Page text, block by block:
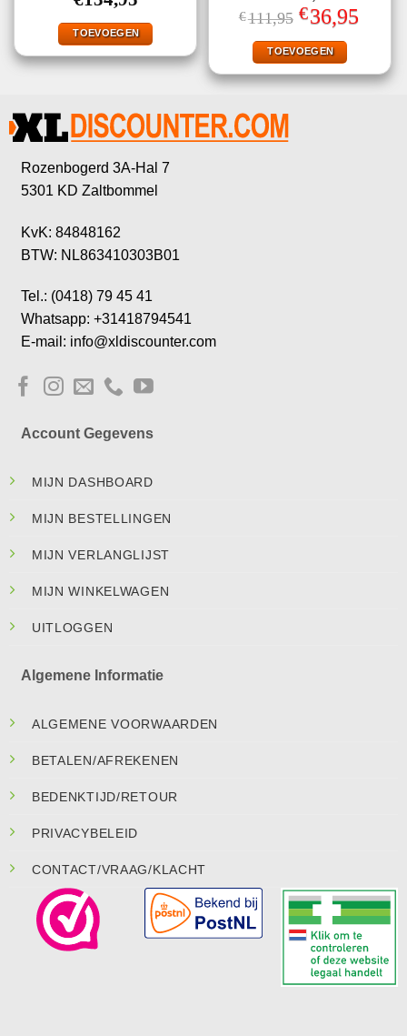
TOEVOEGEN
€111,95 Oorspronkelijke
prijs
was:
€111,95.
€36,95
TOEVOEGEN
Rozenbogerd 3A-Hal 7
5301 KD Zaltbommel
KvK: 84848162
BTW: NL863410303B01
Tel.: (0418) 79 45 41
Whatsapp: +31418794541
E-mail: info@xldiscounter.com
Account Gegevens
MIJN DASHBOARD
MIJN BESTELLINGEN
MIJN VERLANGLIJST
MIJN WINKELWAGEN
UITLOGGEN
Algemene Informatie
ALGEMENE VOORWAARDEN
BETALEN/AFREKENEN
BEDENKTIJD/RETOUR
PRIVACYBELEID
CONTACT/VRAAG/KLACHT